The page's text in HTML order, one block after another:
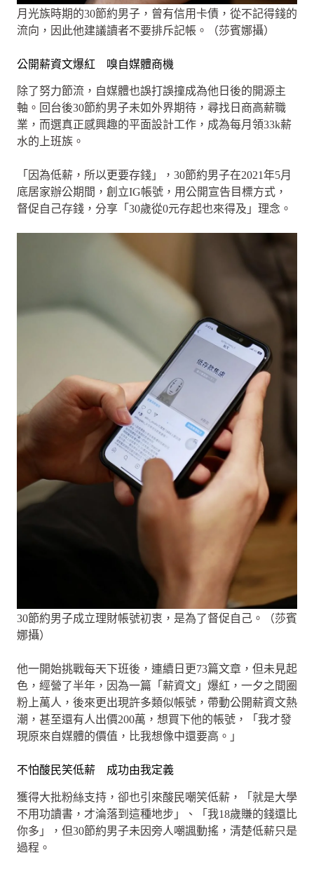
月光族時期的30節約男子，曾有信用卡債，從不記得錢的
流向，因此他建議讀者不要排斥記帳。（莎賓娜攝）
公開薪資文爆紅 嗅自媒體商機
除了努力節流，自媒體也誤打誤撞成為他日後的開源主
軸。回台後30節約男子未如外界期待，尋找日商高薪職
業，而選真正感興趣的平面設計工作，成為每月領33k薪
水的上班族。
「因為低薪，所以更要存錢」，30節約男子在2021年5月
底居家辦公期間，創立IG帳號，用公開宣告目標方式，
督促自己存錢，分享「30歲從0元存起也來得及」理念。
30節約男子成立理財帳號初衷，是為了督促自己。（莎賓
娜攝）
他一開始挑戰每天下班後，連續日更73篇文章，但未見起
色，經營了半年，因為一篇「薪資文」爆紅，一夕之間圈
粉上萬人，後來更出現許多類似帳號，帶動公開薪資文熱
潮，甚至還有人出價200萬，想買下他的帳號，「我才發
現原來自媒體的價值，比我想像中還要高。」
不怕酸民笑低薪 成功由我定義
獲得大批粉絲支持，卻也引來酸民嘲笑低薪，「就是大學
不用功讀書，才淪落到這種地步」、「我18歲賺的錢還比
你多」，但30節約男子未因旁人嘲諷動搖，清楚低薪只是
過程。